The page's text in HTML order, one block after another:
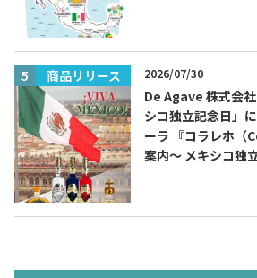
商品リリース 2026/07/30
De Agave 株式会
シコ独立記念日」
ーラ 『コラレホ（
案内〜 メキシコ独